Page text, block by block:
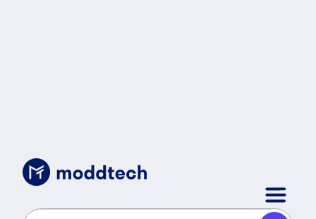
Cables/Convertidor USB C a VGA
MANHATTAN 152044 - USB C, VGA,
Negro